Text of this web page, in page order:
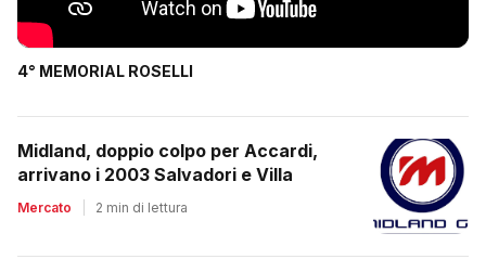
4° MEMORIAL ROSELLI
Midland, doppio colpo per Accardi,
arrivano i 2003 Salvadori e Villa
Mercato 2 min di lettura